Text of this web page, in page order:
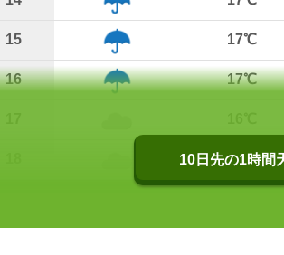
15 17℃
16 17℃
16℃
10日先の1時間